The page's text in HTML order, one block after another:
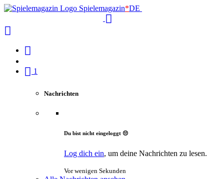
Spielemagazin*DE
1
Nachrichten
Du bist nicht eingeloggt 😔
Log dich ein, um deine Nachrichten zu lesen.
Vor wenigen Sekunden